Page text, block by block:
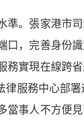
。張家港市司
口，完善身份
務實現在線跨
服務中心部
當事人不方便